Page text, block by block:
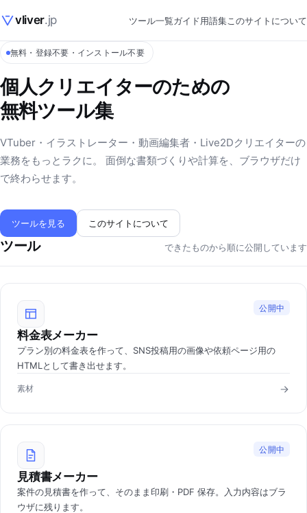
vliver.jp ツール一覧ガイド用語集このサイトについて
無料・登録不要・インストール不要
個人クリエイターのための
無料ツール集
VTuber・イラストレーター・動画編集者・Live2Dクリエイターの
業務をもっとラクに。 面倒な書類づくりや計算を、ブラウザだけ
で終わらせます。
ツールを見る このサイトについて
ツール できたものから順に公開しています
公開中
料金表メーカー
プラン別の料金表を作って、SNS投稿用の画像や依頼ページ用の
HTMLとして書き出せます。
素材
公開中
見積書メーカー
案件の見積書を作って、そのまま印刷・PDF 保存。入力内容はブラ
ウザに残ります。